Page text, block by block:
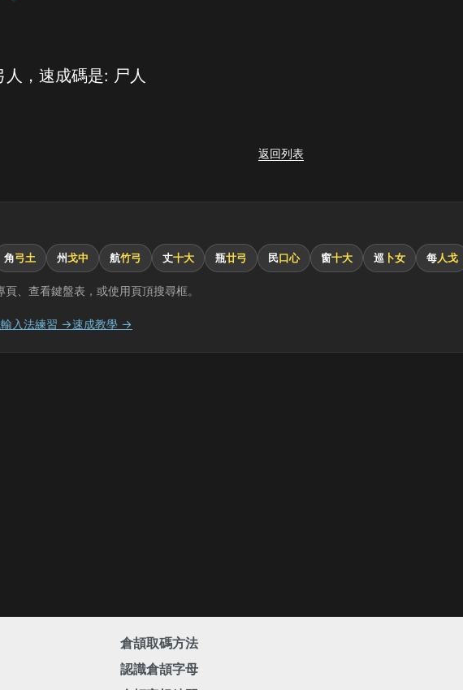
人，速成碼是: 尸人
返回列表
角弓土 州戈中 航竹弓 丈十大 瓶廿弓 民口心 窗十大 巡 卜女 每人戈
、查看鍵盤表，或使用頁頂搜尋框。
入法練習 →速成教學 →
倉頡取碼方法
認識倉頡字母